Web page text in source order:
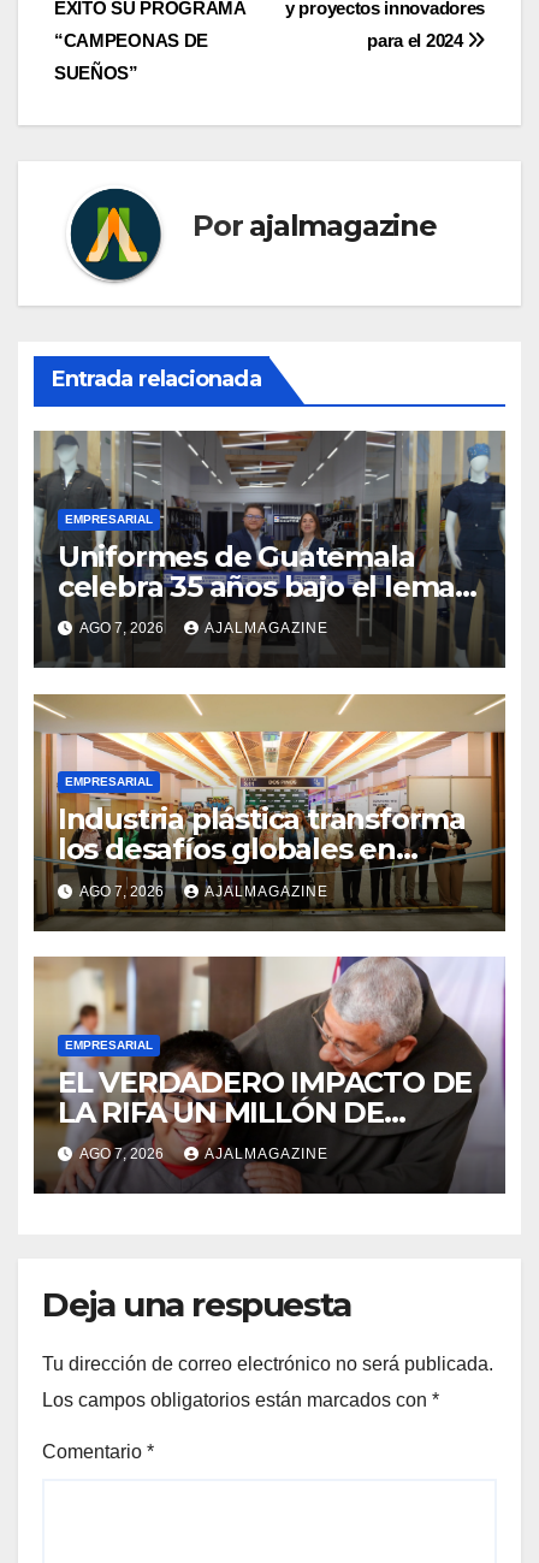
entradas
y proyectos innovadores
para el 2024
ÉXITO SU PROGRAMA
“CAMPEONAS DE
SUEÑOS”
Por ajalmagazine
Entrada relacionada
EMPRESARIAL
Uniformes de Guatemala
celebra 35 años bajo el lema
«Hechos para destacar» y
continúa su expansión
nacional
AGO 7, 2026 AJALMAGAZINE
EMPRESARIAL
Industria plástica transforma
los desafíos globales en
innovación y nuevas
oportunidades de negocio
AGO 7, 2026 AJALMAGAZINE
EMPRESARIAL
EL VERDADERO IMPACTO DE
LA RIFA UN MILLÓN DE
AMIGOS HOY POR TI,
MAÑANA POR MÍ
AGO 7, 2026 AJALMAGAZINE
Deja una respuesta
Tu dirección de correo electrónico no será publicada.
Los campos obligatorios están marcados con *
Comentario *